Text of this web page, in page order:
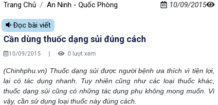
Trang Chủ An Ninh - Quốc Phòng 10/09/2015
Đọc bài viết
Cần dùng thuốc dạng sủi đúng cách
10/09/2015 0 lượt xem
(Chinhphu.vn) Thuốc dạng sủi được người bệnh ưa thích vì tiện lợi,
lại có tác dụng nhanh. Tuy nhiên cũng như các loại thuốc khác,
thuốc dạng sủi cũng có những tác dụng phụ không mong muốn. Vì
vậy, cần sử dụng loại thuốc này đúng cách.